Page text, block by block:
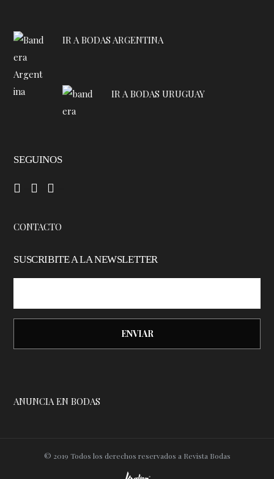
IR A BODAS ARGENTINA
IR A BODAS URUGUAY
SEGUINOS
CONTACTO
SUSCRIBITE A LA NEWSLETTER
ANUNCIA EN BODAS
© 2019 Todos los derechos reservados a Revista Bodas